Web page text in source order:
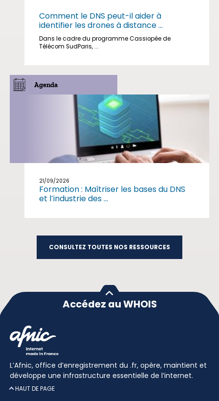
Comment le DNS peut-il aider à
identifier les drones à distance ...
Dans le cadre du programme Cassiopée de
Télécom SudParis, ...
Agenda
21/09/2026
Formation : Maîtriser les bases du DNS
et l’industrie des ...
CONSULTEZ TOUTES NOS RESSOURCES
Accédez au WHOIS
L’Afnic, office d’enregistrement du .fr, opère, maintient et
développe une infrastructure essentielle de l’internet.
HAUT DE PAGE